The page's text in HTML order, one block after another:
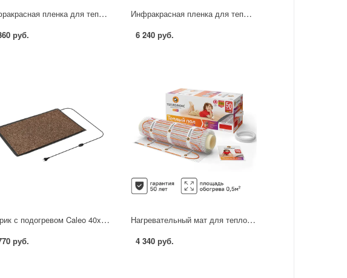
Инфракрасная пленка для теплого пола Caleo Grid 2 м2 440 Вт
руб.
Инфракрасная пленка для теплого пола Caleo Grid 3 м2 660 Вт
6 240 руб.
Коврик с подогревом Caleo 40x60 см 32 Вт цвет коричневый
руб.
Нагревательный мат для теплого пола Теплолюкс Tropix 0.5 м2 80 Вт
4 340 руб.